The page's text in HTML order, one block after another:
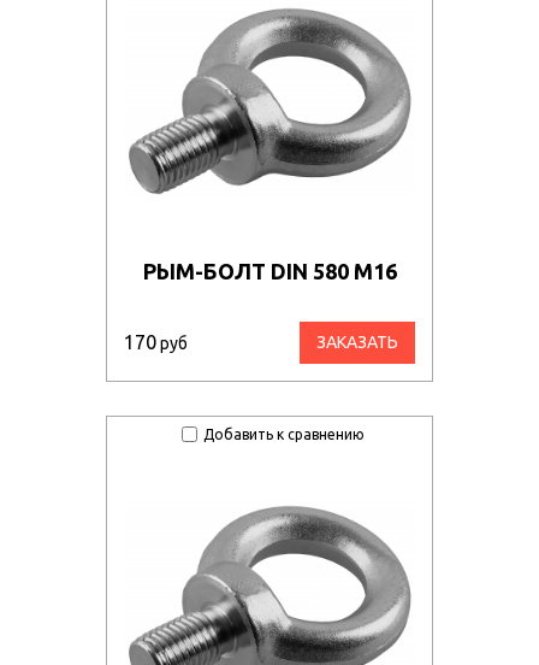
РЫМ-БОЛТ DIN 580 М16
170руб ЗАКАЗАТЬ
Добавить к сравнению